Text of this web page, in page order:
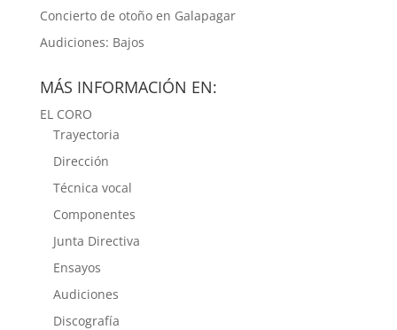
Concierto de otoño en Galapagar
Audiciones: Bajos
MÁS INFORMACIÓN EN:
EL CORO
Trayectoria
Dirección
Técnica vocal
Componentes
Junta Directiva
Ensayos
Audiciones
Discografía